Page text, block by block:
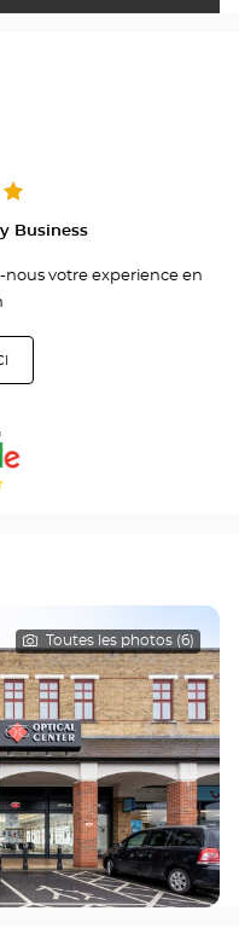
Business
nous votre experience en
Toutes les photos (6)